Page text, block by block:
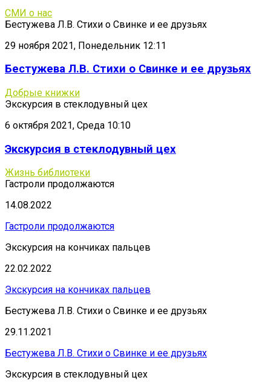
СМИ о нас
Бестужева Л.В. Стихи о Свинке и ее друзьях
29 ноября 2021, Понедельник 12:11
Бестужева Л.В. Стихи о Свинке и ее друзьях
Добрые книжки
Экскурсия в стеклодувный цех
6 октября 2021, Среда 10:10
Экскурсия в стеклодувный цех
Жизнь библиотеки
Гастроли продолжаются
14.08.2022
Гастроли продолжаются
Экскурсия на кончиках пальцев
22.02.2022
Экскурсия на кончиках пальцев
Бестужева Л.В. Стихи о Свинке и ее друзьях
29.11.2021
Бестужева Л.В. Стихи о Свинке и ее друзьях
Экскурсия в стеклодувный цех